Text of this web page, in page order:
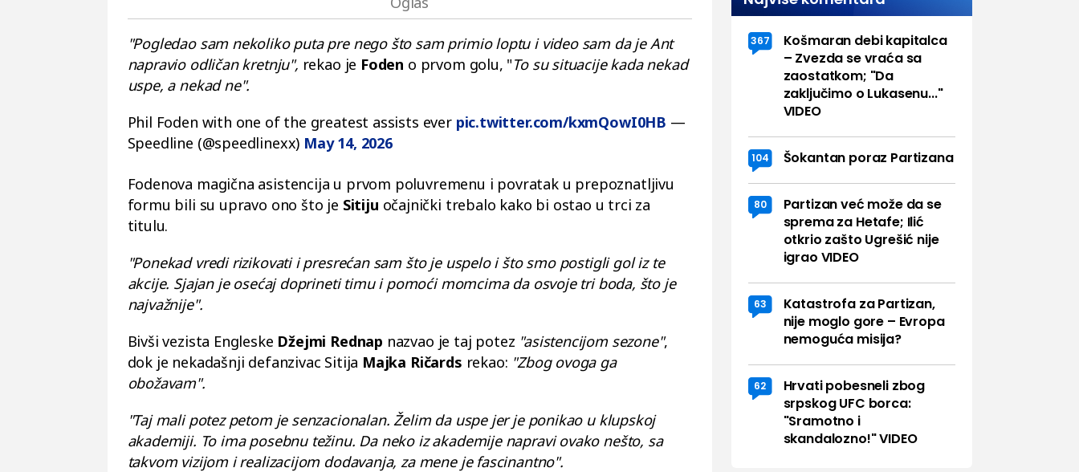
"Pogledao sam nekoliko puta pre nego što sam primio loptu i video sam da je Ant
napravio odličan kretnju", rekao je Foden o prvom golu, "To su situacije kada nekad
uspe, a nekad ne".
Phil Foden with one of the greatest assists ever pic.twitter.com/kxmQowI0HB —
Speedline (@speedlinexx) May 14, 2026
Fodenova magična asistencija u prvom poluvremenu i povratak u prepoznatljivu
formu bili su upravo ono što je Sitiju očajnički trebalo kako bi ostao u trci za
titulu.
"Ponekad vredi rizikovati i presrećan sam što je uspelo i što smo postigli gol iz te
akcije. Sjajan je osećaj doprineti timu i pomoći momcima da osvoje tri boda, što je
najvažnije".
Bivši vezista Engleske Džejmi Rednap nazvao je taj potez "asistencijom sezone",
dok je nekadašnji defanzivac Sitija Majka Ričards rekao: "Zbog ovoga ga
obožavam".
"Taj mali potez petom je senzacionalan. Želim da uspe jer je ponikao u klupskoj
akademiji. To ima posebnu težinu. Da neko iz akademije napravi ovako nešto, sa
takvom vizijom i realizacijom dodavanja, za mene je fascinantno".
367
Košmaran debi kapitalca
– Zvezda se vraća sa
zaostatkom; "Da
zaključimo o Lukasenu..."
VIDEO
104 Šokantan poraz Partizana
80
Partizan već može da se
sprema za Hetafe; Ilić
otkrio zašto Ugrešić nije
igrao VIDEO
63
Katastrofa za Partizan,
nije moglo gore – Evropa
nemoguća misija?
62
Hrvati pobesneli zbog
srpskog UFC borca:
"Sramotno i
skandalozno!" VIDEO